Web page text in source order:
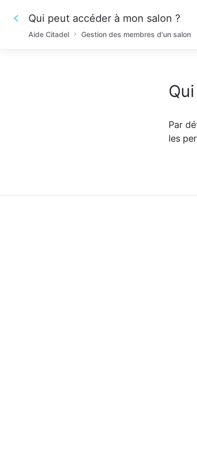
Qui peut accéder à mon salon ?
Aide Citadel Gestion des membres d'un salon
Par
les